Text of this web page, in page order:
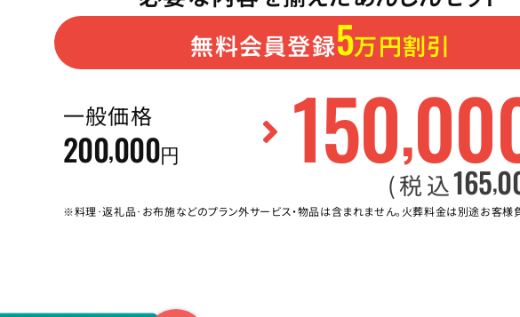
無料会員登録5万円割引
一般価格
200,000円 150,
(税込165,
※料理･返礼品･お布施などのプラン外サービス・物品は含まれません。火葬料金は別途お客様